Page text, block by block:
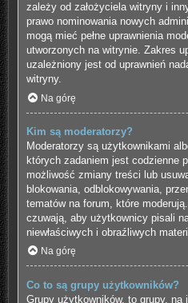
zależy od założyciela witryny i
prawo nominowania nowych
mogą mieć pełne uprawnienia
utworzonych na witrynie. Zakres
uzależniony jest od uprawnień
witryny.
Na górę
Kim są moderatorzy?
Moderatorzy są użytkownikami
których zadaniem jest codzienne
możliwość zmiany treści lub
blokowania, odblokowywania,
tematów na forum, które
czuwają, aby użytkownicy pisali
niewłaściwych i obraźliwych
Na górę
Co to są grupy użytkowników?
Grupy użytkowników, to grupy,